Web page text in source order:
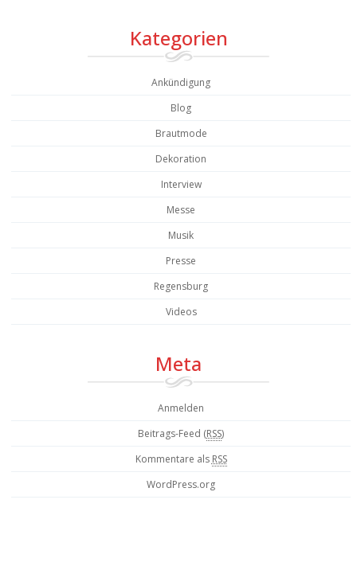
Kategorien
Ankündigung
Blog
Brautmode
Dekoration
Interview
Messe
Musik
Presse
Regensburg
Videos
Meta
Anmelden
Beitrags-Feed (RSS)
Kommentare als RSS
WordPress.org